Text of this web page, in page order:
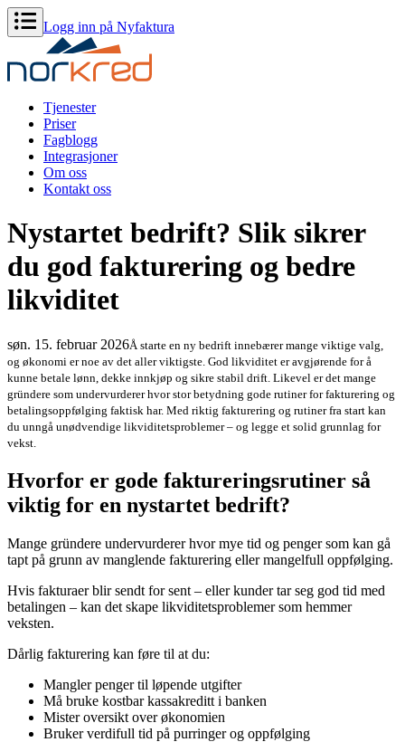
Logg inn på Nyfaktura
Tjenester
Priser
Fagblogg
Integrasjoner
Om oss
Kontakt oss
Nystartet bedrift? Slik sikrer
du god fakturering og bedre
likviditet
søn. 15. februar 2026Å starte en ny bedrift innebærer mange viktige valg,
og økonomi er noe av det aller viktigste. God likviditet er avgjørende for å
kunne betale lønn, dekke innkjøp og sikre stabil drift. Likevel er det mange
gründere som undervurderer hvor stor betydning gode rutiner for fakturering og
betalingsoppfølging faktisk har. Med riktig fakturering og rutiner fra start kan
du unngå unødvendige likviditetsproblemer – og legge et solid grunnlag for
vekst.
Hvorfor er gode faktureringsrutiner så
viktig for en nystartet bedrift?
Mange gründere undervurderer hvor mye tid og penger som kan gå
tapt på grunn av manglende fakturering eller mangelfull oppfølging.
Hvis fakturaer blir sendt for sent – eller kunder tar seg god tid med
betalingen – kan det skape likviditetsproblemer som hemmer
veksten.
Dårlig fakturering kan føre til at du:
Mangler penger til løpende utgifter
Må bruke kostbar kassakreditt i banken
Mister oversikt over økonomien
Bruker verdifull tid på purringer og oppfølging